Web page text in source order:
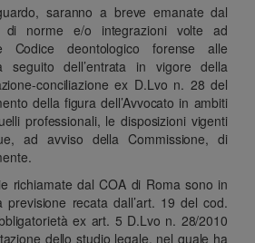
saranno a breve emanate dal
di norme e/o integrazioni volte ad
Codice deontologico forense alle
seguito dell’entrata in vigore della
conciliazione ex D.Lvo n. 28 del
della figura dell’Avvocato in ambiti
professionali, le disposizioni vigenti
ad avviso della Commissione, di
richiamate dal COA di Roma sono in
previsione recata dall’art. 19 del cod.
ex art. 5 D.Lvo n. 28/2010
dello studio legale, nel quale ha